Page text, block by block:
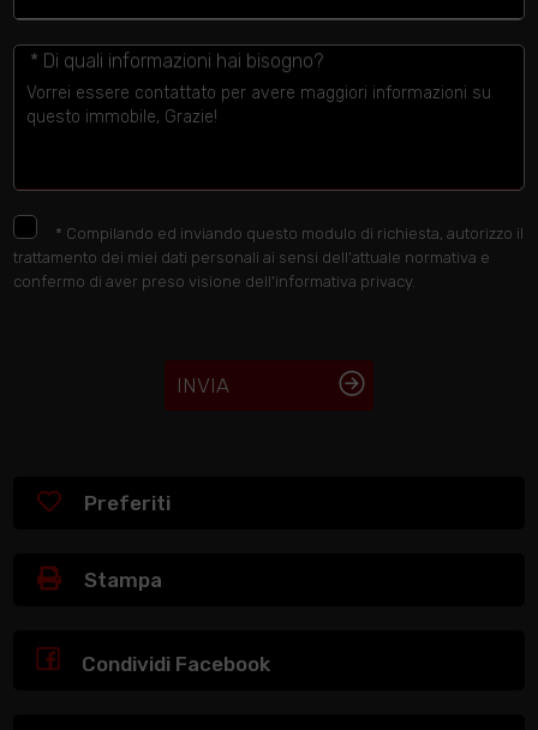
* Di quali informazioni hai bisogno?
* Compilando ed inviando questo modulo di richiesta, autorizzo il
trattamento dei miei dati personali ai sensi dell'attuale normativa e
confermo di aver preso visione dell'informativa privacy.
INVIA
Preferiti
Stampa
Condividi Facebook